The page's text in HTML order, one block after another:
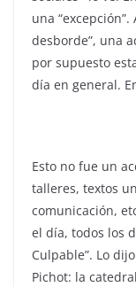
una
desborde”, una
por supuesto
día en general.
Esto no fue un
talleres, textos
comunicación,
el día, todos los
Culpable”. Lo
Pichot: la